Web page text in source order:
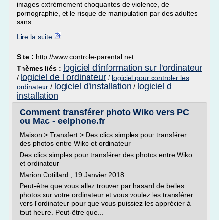
images extrèmement choquantes de violence, de
pornographie, et le risque de manipulation par des adultes
sans...
Lire la suite
Site : http://www.controle-parental.net
Thèmes liés : logiciel d'information sur l'ordinateur
/ logiciel de l ordinateur / logiciel pour controler les
ordinateur / logiciel d'installation / logiciel d
installation
Comment transférer photo Wiko vers PC
ou Mac - eelphone.fr
Maison > Transfert > Des clics simples pour transférer
des photos entre Wiko et ordinateur
Des clics simples pour transférer des photos entre Wiko
et ordinateur
Marion Cotillard , 19 Janvier 2018
Peut-être que vous allez trouver par hasard de belles
photos sur votre ordinateur et vous voulez les transférer
vers l'ordinateur pour que vous puissiez les apprécier à
tout heure. Peut-être que...